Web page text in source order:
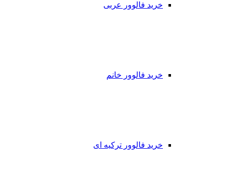
خرید فالوور عربی
خرید فالوور خانم
خرید فالوور ترکیه ای